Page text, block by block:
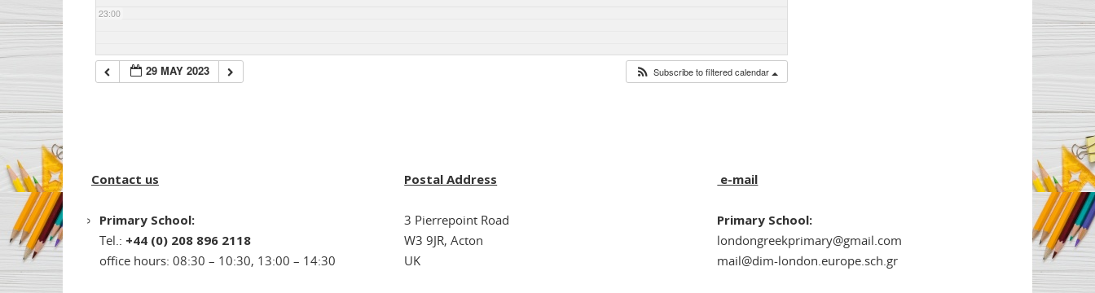
23:00
29 MAY 2023 Subscribe to filtered calendar
Contact us
Primary School:
Tel.: +44 (0) 208 896 2118
office hours: 08:30 – 10:30, 13:00 – 14:30
Postal Address
3 Pierrepoint Road
W3 9JR, Acton
UK
e-mail
Primary School:
londongreekprimary@gmail.com
mail@dim-london.europe.sch.gr